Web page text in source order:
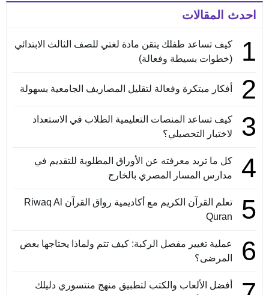
احدث المقالات
1
كيف تساعد طفلك يتقن مادة لغتي للصف الثالث الابتدائي
(خطوات بسيطة وفعالة)
2 أفكار مبتكرة وفعالة لتقليل المصاريف الجامعية بسهولة
3
كيف تساعد المنصات التعليمية الطلاب في الاستعداد
لاختبار التحصيلي؟
4
كل ما تريد معرفته عن الأوراق المطلوبة للتقديم في
مدارس المسار المصري بالخارج
5
تعلم القرآن الكريم مع أكاديمية رواق القرآن Riwaq Al
Quran
6
عملية تغيير مفصل الركبة: كيف تتم ولماذا يحتاجها بعض
المرضى؟
أفضل الألعاب والكتب لتطبيق منهج منتسوري دليلك